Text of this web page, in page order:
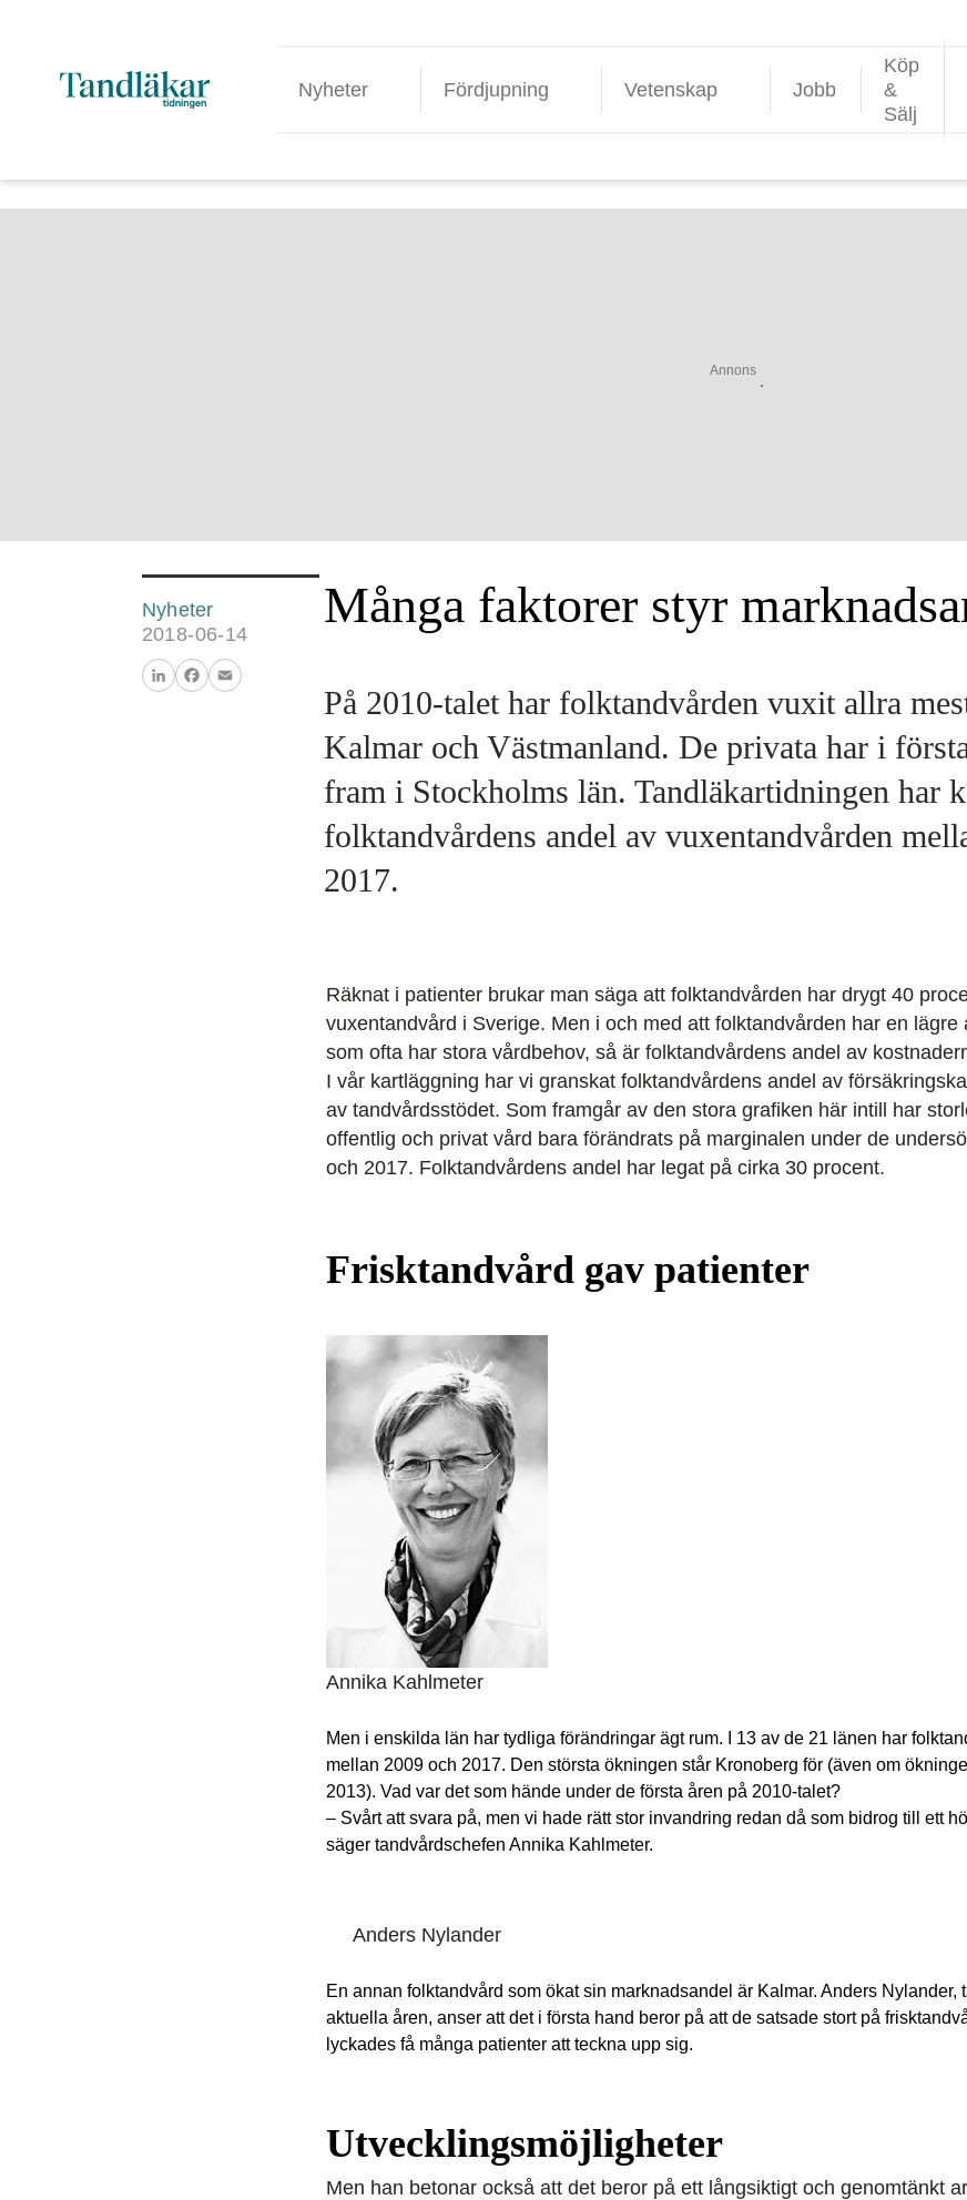
Nyheter Fördjupning Vetenskap Jobb
Köp
&
Sälj
Annons
Nyheter
2018-06-14
LinkedInFacebook
Email
Många faktorer styr
På 2010-talet har folktandvården vuxit allra
Kalmar och Västmanland. De privata har i
fram i Stockholms län. Tandläkartidningen har
folktandvårdens andel av vuxentandvården
2017.
Räknat i patienter brukar man säga att folktandvården har drygt 40
vuxentandvård i Sverige. Men i och med att folktandvården har en lägre
som ofta har stora vårdbehov, så är folktandvårdens andel av
I vår kartläggning har vi granskat folktandvårdens andel av
av tandvårdsstödet. Som framgår av den stora grafiken här intill har
offentlig och privat vård bara förändrats på marginalen under de
och 2017. Folktandvårdens andel har legat på cirka 30 procent.
Frisktandvård gav patienter
Annika Kahlmeter
Men i enskilda län har tydliga förändringar ägt rum. I 13 av de 21 länen har
mellan 2009 och 2017. Den största ökningen står Kronoberg för (även om
2013). Vad var det som hände under de första åren på 2010-talet?
– Svårt att svara på, men vi hade rätt stor invandring redan då som bidrog till ett
säger tandvårdschefen Annika Kahlmeter.
Anders Nylander
En annan folktandvård som ökat sin marknadsandel är Kalmar. Anders Nylander,
aktuella åren, anser att det i första hand beror på att de satsade stort på
lyckades få många patienter att teckna upp sig.
Utvecklingsmöjligheter
Men han betonar också att det beror på ett långsiktigt och genomtänkt